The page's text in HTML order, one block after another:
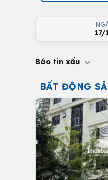
17/
Báo tin xấu
BẤT ĐỘNG